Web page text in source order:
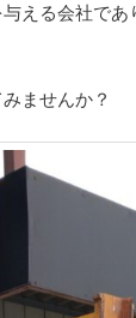
える会社で
ませんか？